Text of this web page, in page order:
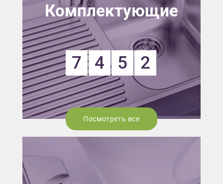
Комплектующие
7 4 5 2
Посмотреть все